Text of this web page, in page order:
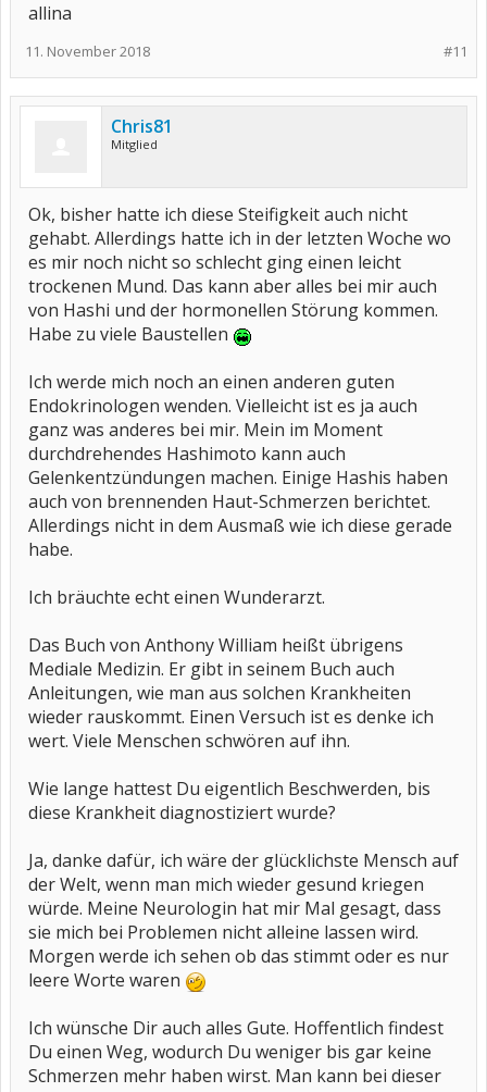
allina
#11
11. November 2018
Chris81
Mitglied
Ok, bisher hatte ich diese Steifigkeit auch nicht
gehabt. Allerdings hatte ich in der letzten Woche wo
es mir noch nicht so schlecht ging einen leicht
trockenen Mund. Das kann aber alles bei mir auch
von Hashi und der hormonellen Störung kommen.
Habe zu viele Baustellen
Ich werde mich noch an einen anderen guten
Endokrinologen wenden. Vielleicht ist es ja auch
ganz was anderes bei mir. Mein im Moment
durchdrehendes Hashimoto kann auch
Gelenkentzündungen machen. Einige Hashis haben
auch von brennenden Haut-Schmerzen berichtet.
Allerdings nicht in dem Ausmaß wie ich diese gerade
habe.
Ich bräuchte echt einen Wunderarzt.
Das Buch von Anthony William heißt übrigens
Mediale Medizin. Er gibt in seinem Buch auch
Anleitungen, wie man aus solchen Krankheiten
wieder rauskommt. Einen Versuch ist es denke ich
wert. Viele Menschen schwören auf ihn.
Wie lange hattest Du eigentlich Beschwerden, bis
diese Krankheit diagnostiziert wurde?
Ja, danke dafür, ich wäre der glücklichste Mensch auf
der Welt, wenn man mich wieder gesund kriegen
würde. Meine Neurologin hat mir Mal gesagt, dass
sie mich bei Problemen nicht alleine lassen wird.
Morgen werde ich sehen ob das stimmt oder es nur
leere Worte waren
Ich wünsche Dir auch alles Gute. Hoffentlich findest
Du einen Weg, wodurch Du weniger bis gar keine
Schmerzen mehr haben wirst. Man kann bei dieser